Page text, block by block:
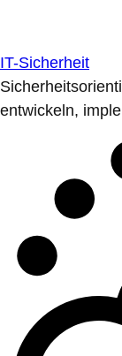
IT-Sicherheit
entwickeln,